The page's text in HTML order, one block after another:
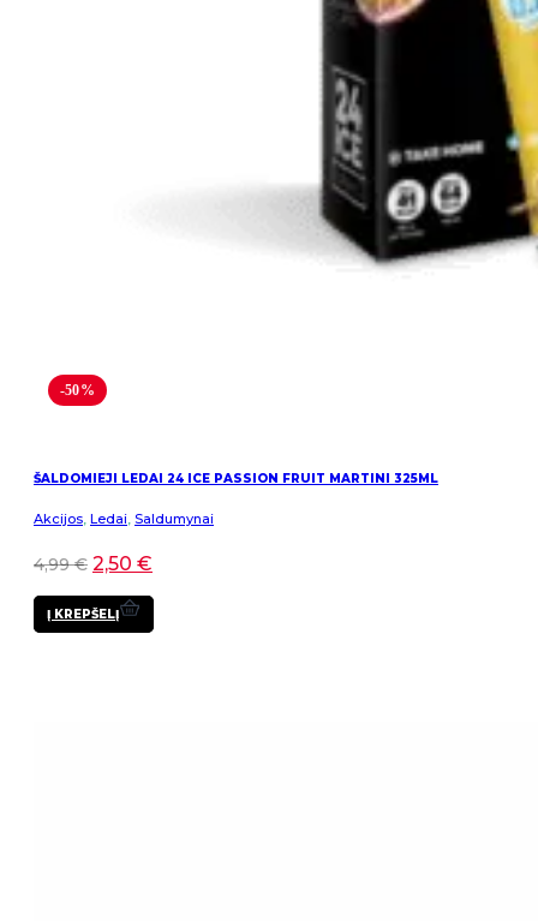
-50%
ŠALDOMIEJI LEDAI 24 ICE PASSION FRUIT MARTINI 325ML
Akcijos, Ledai, Saldumynai
4,99€ 2,50 €
Į KREPŠELĮ